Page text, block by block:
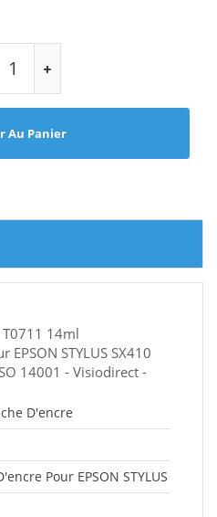
Au Panier
14ml
STYLUS SX410
14001 - Visiodirect -
D'encre
Pour EPSON STYLUS